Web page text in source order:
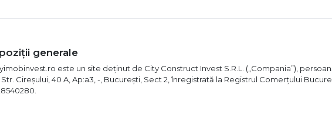
generale
este un site deținut de City Construct Invest S.R.L. („Compania”),
Cireșului, 40 A, Ap:a3, -, București, Sect 2, înregistrată la Registrul Comerțului